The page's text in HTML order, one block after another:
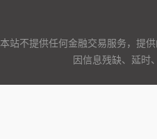
本站不提供任何金融交易服务，提
因信息残缺、延时